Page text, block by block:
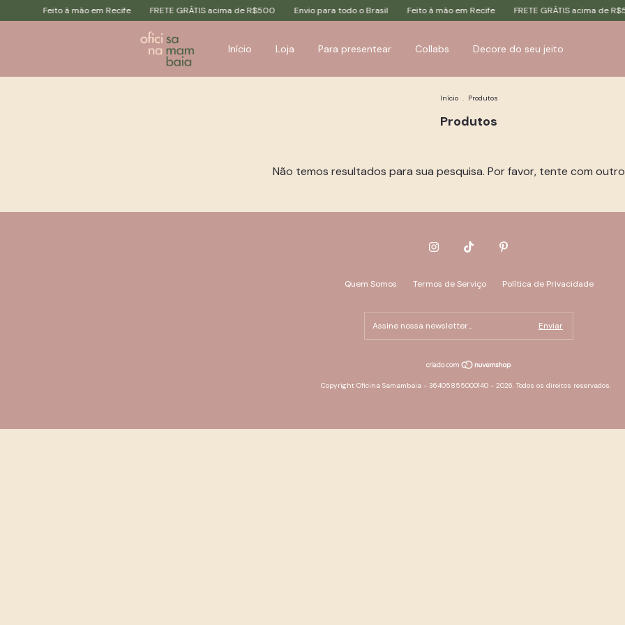
Feito à mão em Recife FRETE GRÁTIS acima de R$500 Envio para todo o Brasil Feito à mão em Recife FRETE GRÁTIS acima de
Início Loja Para presentear Collabs Decore do seu jeito
Início . Produtos
Produtos
Não temos resultados para sua pesquisa. Por favor, tente com
Quem Somos Termos de Serviço Política de Privacidade
Copyright Oficina Samambaia - 36405855000140 - 2026. Todos os direitos reservados.